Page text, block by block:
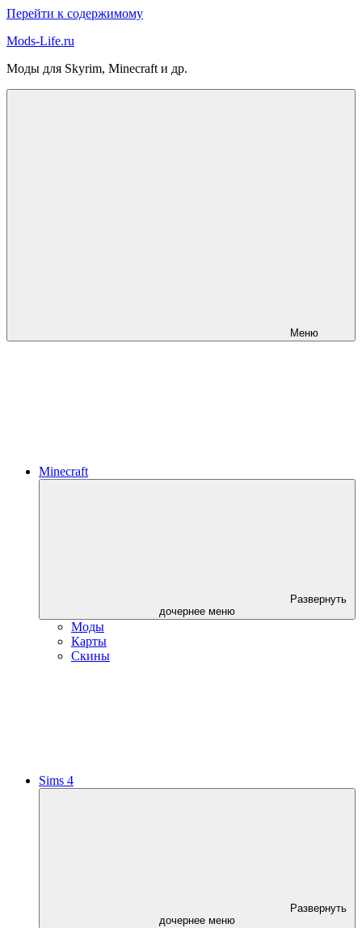
Перейти к содержимому
Mods-Life.ru
Моды для Skyrim, Minecraft и др.
Меню
Minecraft
Развернуть
дочернее меню
Моды
Карты
Скины
Sims 4
Развернуть
дочернее меню